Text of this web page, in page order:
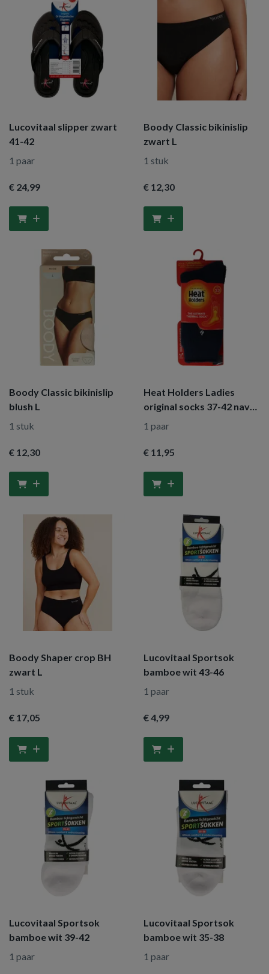
Lucovitaal slipper zwart
41-42
1 paar
€ 24,99
Boody Classic bikinislip
zwart L
1 stuk
€ 12,30
Boody Classic bikinislip
blush L
1 stuk
€ 12,30
Heat Holders Ladies
original socks 37-42 navy
blue
1 paar
€ 11,95
Boody Shaper crop BH
zwart L
1 stuk
€ 17,05
Lucovitaal Sportsok
bamboe wit 43-46
1 paar
€ 4,99
Lucovitaal Sportsok
bamboe wit 39-42
1 paar
Lucovitaal Sportsok
bamboe wit 35-38
1 paar